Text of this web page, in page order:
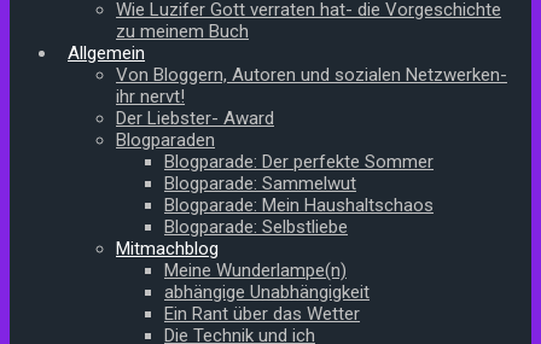
Wie Luzifer Gott verraten hat- die Vorgeschichte
zu meinem Buch
Allgemein
Von Bloggern, Autoren und sozialen Netzwerken-
ihr nervt!
Der Liebster- Award
Blogparaden
Blogparade: Der perfekte Sommer
Blogparade: Sammelwut
Blogparade: Mein Haushaltschaos
Blogparade: Selbstliebe
Mitmachblog
Meine Wunderlampe(n)
abhängige Unabhängigkeit
Ein Rant über das Wetter
Die Technik und ich